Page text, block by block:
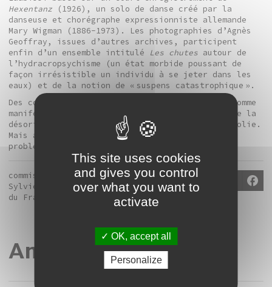
Hexentanz (1926), un solo de danse créé par la
danseuse et chorégraphe expressionniste allemande
Mary Wigman (1886-1973). Les photographies d’Agnès
Geoffray, issues d’autres archives, participent
enfin d’un ensemble intitulé Les chutes autour de
l’hydracropsychisme (un état morbide poussant de
façon irrésistible un individu à se jeter dans les
eaux) et de la notion de « suspens catastrophique ».
Des corps insensés, mais néanmoins poétiques, comme
manifestation de l’étrangeté, de l’hybridité, de la
désorientation spatio-temporelle, voire de la folie.
Mais aussi des corps politiques en prise aux
problématiques d’oppression et de domination.
commissariat :
Sylvie Zavatta, directrice
du Frac
Annexe / Documents
This site uses cookies
and gives you control
over what you want to
activate
OK, accept all
Personalize